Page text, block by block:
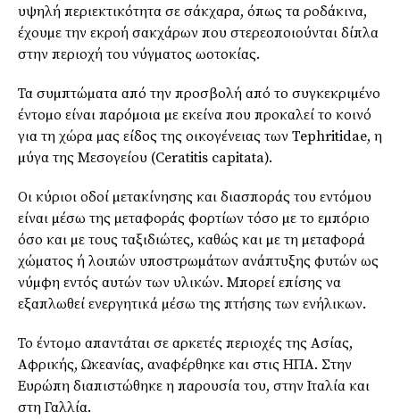
υψηλή περιεκτικότητα σε σάκχαρα, όπως τα ροδάκινα,
έχουµε την εκροή σακχάρων που στερεοποιούνται δίπλα
στην περιοχή του νύγµατος ωοτοκίας.
Τα συµπτώµατα από την προσβολή από το συγκεκριµένο
έντοµο είναι παρόµοια µε εκείνα που προκαλεί το κοινό
για τη χώρα µας είδος της οικογένειας των Tephritidae, η
µύγα της Μεσογείου (Ceratitis capitata).
Οι κύριοι οδοί µετακίνησης και διασποράς του εντόµου
είναι µέσω της µεταφοράς φορτίων τόσο µε το εµπόριο
όσο και µε τους ταξιδιώτες, καθώς και µε τη µεταφορά
χώµατος ή λοιπών υποστρωµάτων ανάπτυξης φυτών ως
νύµφη εντός αυτών των υλικών. Μπορεί επίσης να
εξαπλωθεί ενεργητικά µέσω της πτήσης των ενήλικων.
Το έντομο απαντάται σε αρκετές περιοχές της Ασίας,
Αφρικής, Ωκεανίας, αναφέρθηκε και στις ΗΠΑ. Στην
Ευρώπη διαπιστώθηκε η παρουσία του, στην Ιταλία και
στη Γαλλία.